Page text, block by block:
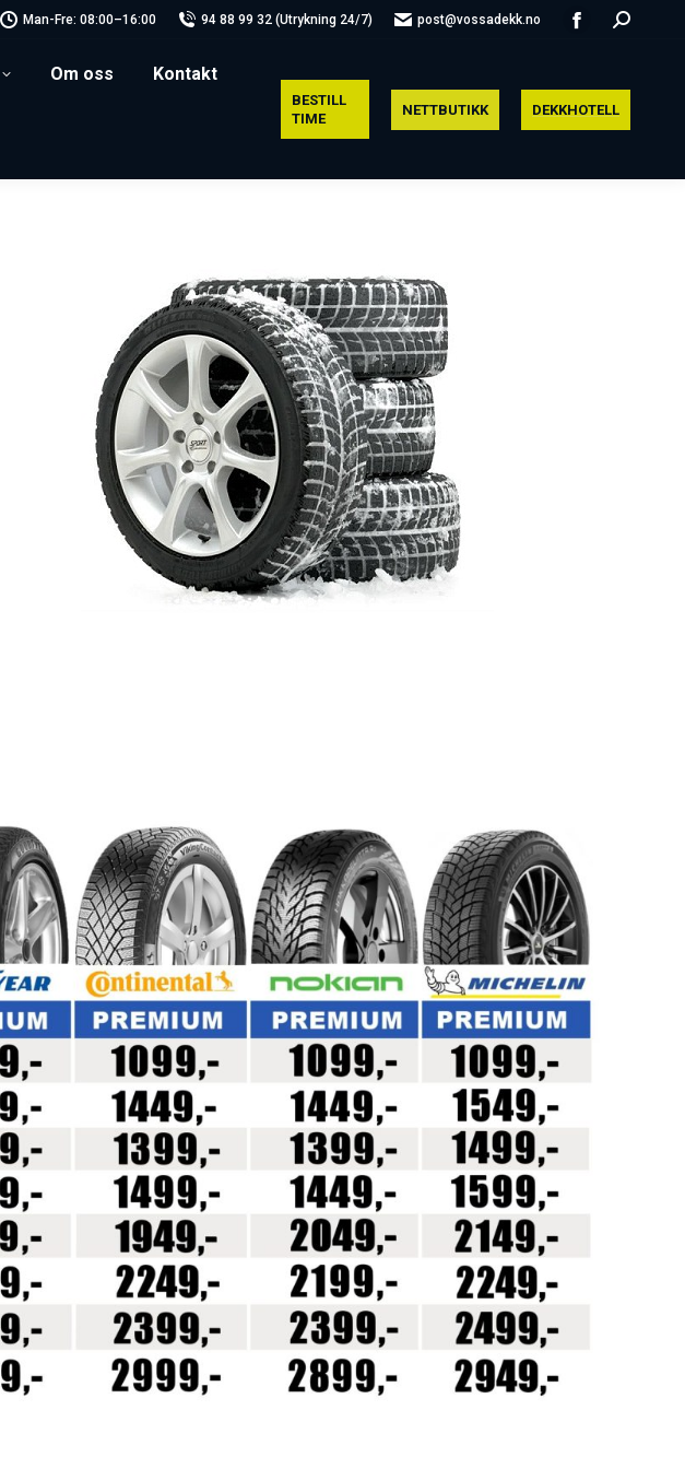
Man-Fre: 08:00–16:00 94 88 99 32 (Utrykning 24/7) post@vossadekk.no
Facebook
opens
in
window
Search:
Om oss Kontakt
BESTILL
TIME
NETTBUTIKK DEKKHOTELL